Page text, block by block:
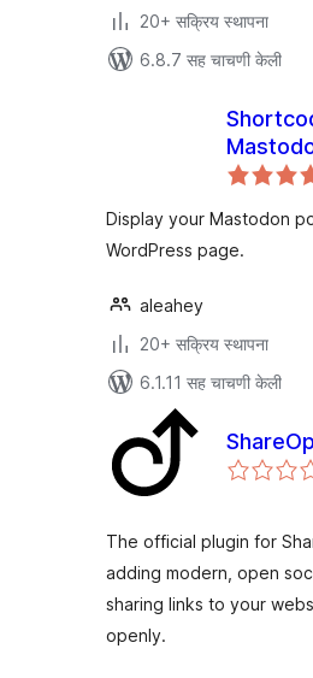
20+ सक्रिय स्थापना
6.8.7 सह चाचणी केली
Display your Mastodon
WordPress page.
aleahey
20+ सक्रिय स्थापना
6.1.11 सह चाचणी केली
The official plugin for
adding modern, open
sharing links to your
openly.